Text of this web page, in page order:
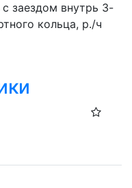
заездом внутрь 3-
кольца, р./ч